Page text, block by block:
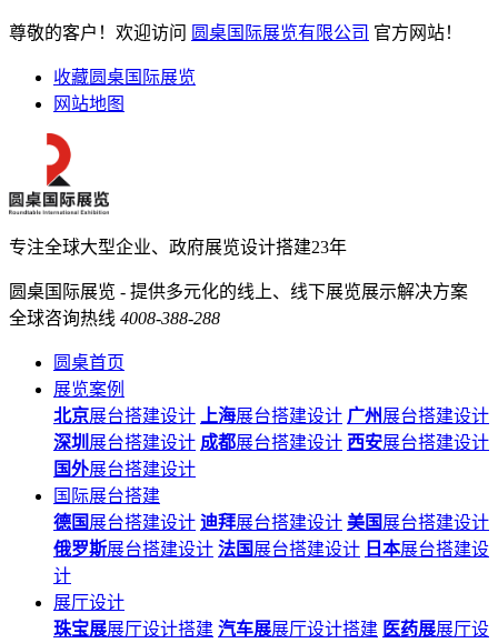
尊敬的客户！欢迎访问 圆桌国际展览有限公司 官方网站！
收藏圆桌国际展览
网站地图
专注全球大型企业、政府展览设计搭建23年
圆桌国际展览 - 提供多元化的线上、线下展览展示解决方案
全球咨询热线 4008-388-288
圆桌首页
展览案例
北京展台搭建设计 上海展台搭建设计 广州展台搭建设计
深圳 展台搭建设计 成都展台搭建设计 西安展台搭建设计
国外展台搭建设计
国际展台搭建
德国 展台搭建设计 迪拜展台搭建设计 美国 展台搭建设计
俄罗斯展台搭建设计 法国 展台搭建设计 日本展台搭建设
计
展厅设计
珠宝展展厅设计搭建 汽车展展厅设计搭建 医药展展厅设